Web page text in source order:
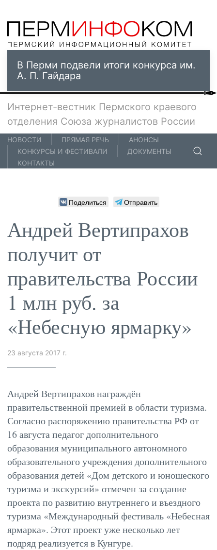
В Перми подвели итоги конкурса им.
А. П. Гайдара
Интернет-вестник Пермского краевого
отделения Союза журналистов России
НОВОСТИ ПРЯМАЯ РЕЧЬ
АНОНСЫ
КОНКУРСЫ И ФЕСТИВАЛИ
ДОКУМЕНТЫ
КОНТАКТЫ
Поделиться Отправить
Андрей Вертипрахов
получит от
правительства России
1 млн руб. за
«Небесную ярмарку»
23 августа 2017 г.
Андрей Вертипрахов награждён
правительственной премией в области туризма.
Согласно распоряжению правительства РФ от
16 августа педагог дополнительного
образования муниципального автономного
образовательного учреждения дополнительного
образования детей «Дом детского и юношеского
туризма и экскурсий» отмечен за создание
проекта по развитию внутреннего и въездного
туризма «Международный фестиваль «Небесная
ярмарка». Этот проект уже несколько лет
подряд реализуется в Кунгуре.